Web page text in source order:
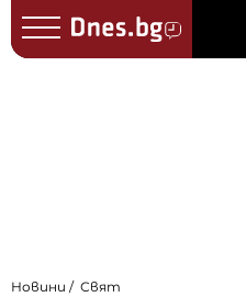
Новини Свят